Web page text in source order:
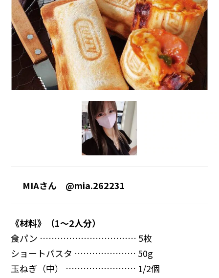
MIAさん @mia.262231
《材料》（1～2人分）
食パン …………………………… 5枚
ショートパスタ ………………… 50g
玉ねぎ（中） …………………… 1/2個